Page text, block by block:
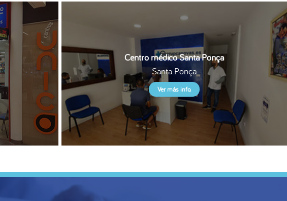
Centro médico Santa Ponça
Santa Ponça
Ver más info.